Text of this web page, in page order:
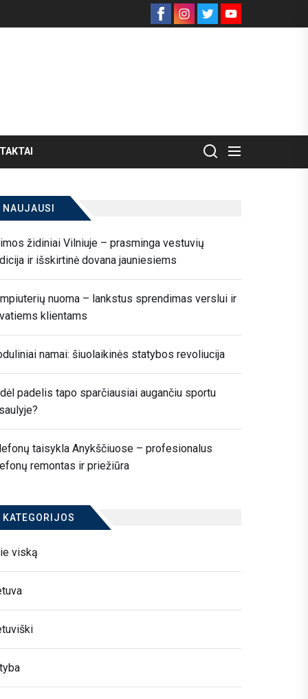
Facebook
InstagramTwitterYoutube
NAUJAUSI
židiniai Vilniuje – prasminga vestuvių
ir išskirtinė dovana jauniesiems
nuoma – lankstus sprendimas verslui ir
klientams
namai: šiuolaikinės statybos revoliucija
padelis tapo sparčiausiai augančiu sportu
taisykla Anykščiuose – profesionalus
remontas ir priežiūra
KATEGORIJOS
viską